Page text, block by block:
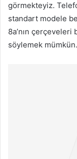
görmekteyiz.
standart modele
8a’nın
söylemek mümkün.